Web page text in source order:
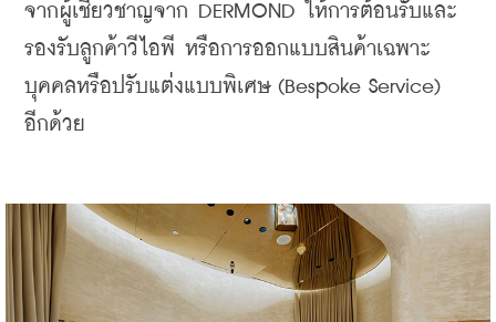
จากผู้เชี่ยวชาญจาก DERMOND ให้การต้อนรับและ
รองรับลูกค้าวีไอพี หรือการออกแบบสินค้าเฉพาะ
บุคคลหรือปรับแต่งแบบพิเศษ (Bespoke Service)
อีกด้วย